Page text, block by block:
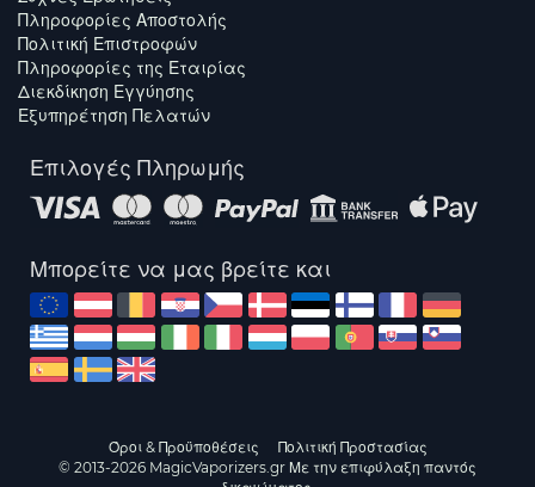
Πληροφορίες Αποστολής
Πολιτική Επιστροφών
Πληροφορίες της Εταιρίας
Διεκδίκηση Εγγύησης
Εξυπηρέτηση Πελατών
Επιλογές Πληρωμής
Μπορείτε να μας βρείτε και
Όροι & Προϋποθέσεις
Πολιτική Προστασίας
© 2013-2026 MagicVaporizers.gr Με την επιφύλαξη παντός